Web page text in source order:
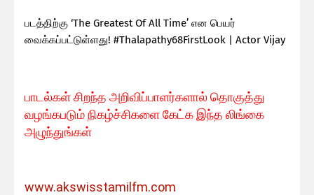
படத்திற்கு ‘The Greatest Of All Time’ என பெயர்
வைக்கப்பட்டுள்ளது! #Thalapathy68FirstLook | Actor Vijay
பாடல்கள் சிறந்த அறிவிப்பாளர்களால் தொகுத்து
வழங்கபடும் நிகழ்ச்சிகளை கேட்க இந்த லிங்கை
அழுந்துங்கள்
www.akswisstamilfm.com